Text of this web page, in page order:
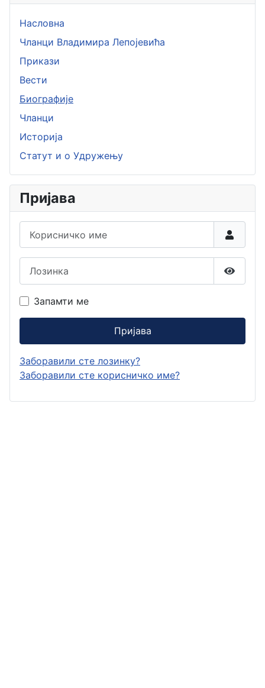
Насловна
Чланци Владимира Лепојевића
Прикази
Вести
Биографије
Чланци
Историја
Статут и о Удружењу
Пријава
Запамти ме
Пријава
Заборавили сте лозинку?
Заборавили сте корисничко име?